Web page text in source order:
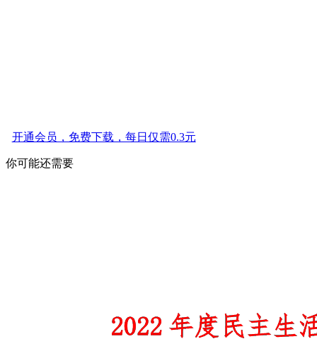
开通会员，免费下载，每日仅需0.3元
你可能还需要